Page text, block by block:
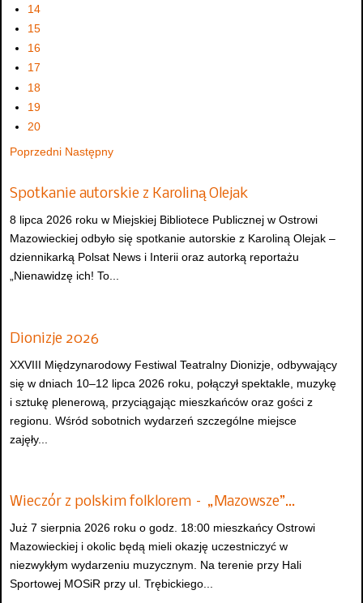
14
15
16
17
18
19
20
Poprzedni Następny
Spotkanie autorskie z Karoliną Olejak
8 lipca 2026 roku w Miejskiej Bibliotece Publicznej w Ostrowi
Mazowieckiej odbyło się spotkanie autorskie z Karoliną Olejak –
dziennikarką Polsat News i Interii oraz autorką reportażu
„Nienawidzę ich! To...
Dionizje 2026
XXVIII Międzynarodowy Festiwal Teatralny Dionizje, odbywający
się w dniach 10–12 lipca 2026 roku, połączył spektakle, muzykę
i sztukę plenerową, przyciągając mieszkańców oraz gości z
regionu. Wśród sobotnich wydarzeń szczególne miejsce
zajęły...
Wieczór z polskim folklorem – „Mazowsze”…
Już 7 sierpnia 2026 roku o godz. 18:00 mieszkańcy Ostrowi
Mazowieckiej i okolic będą mieli okazję uczestniczyć w
niezwykłym wydarzeniu muzycznym. Na terenie przy Hali
Sportowej MOSiR przy ul. Trębickiego...